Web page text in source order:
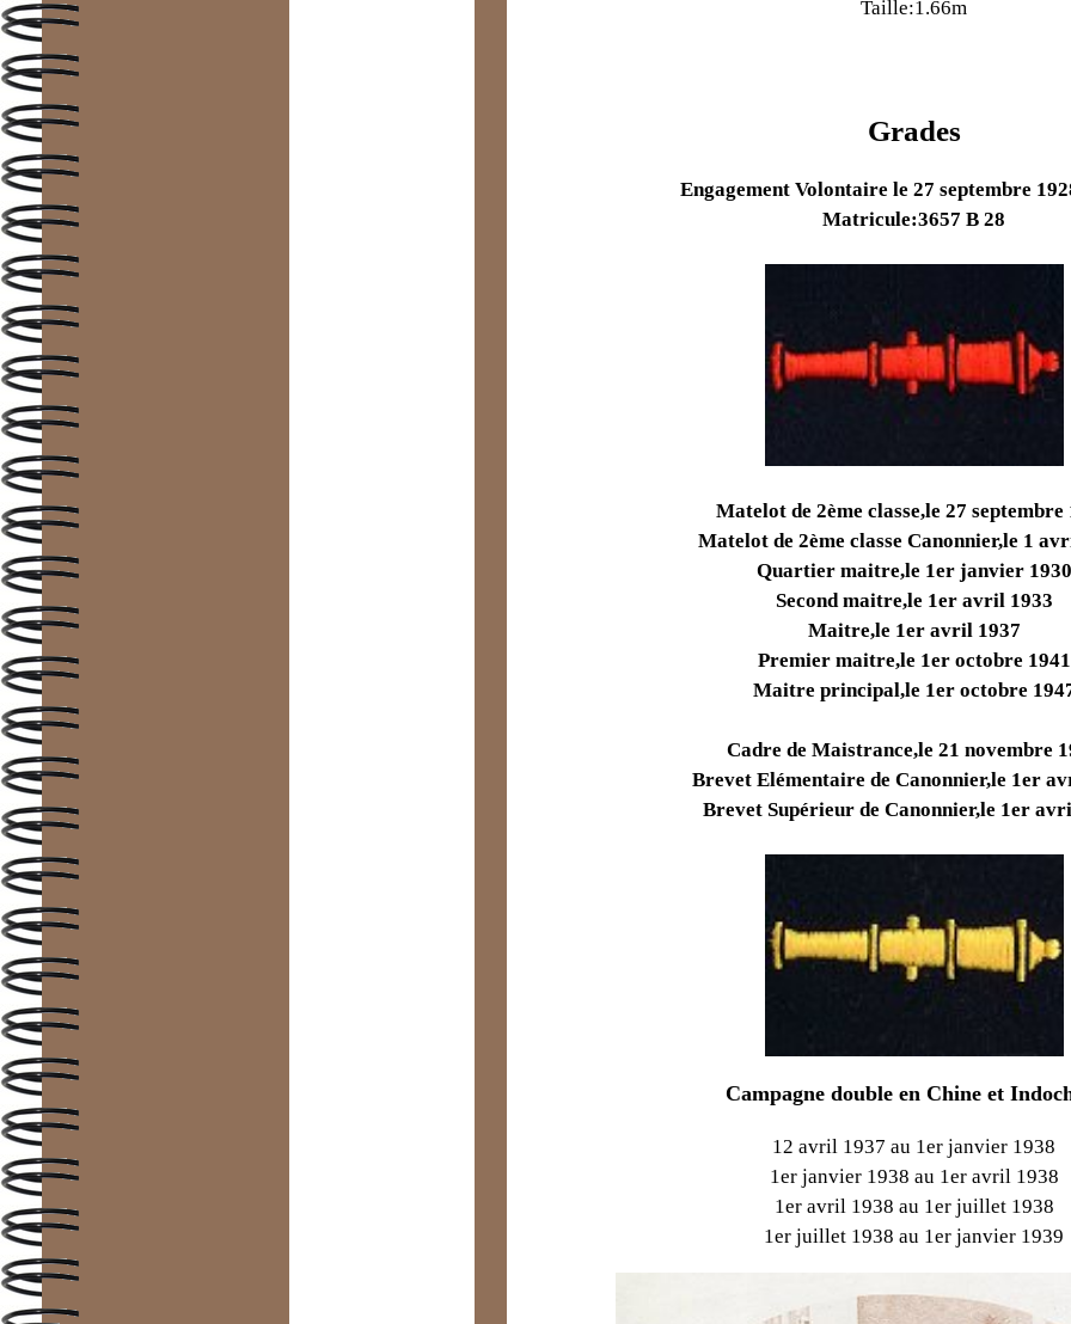
Taille:1.66m
Grades
Engagement Volontaire le 27 septembre
Matricule:3657 B 28
Matelot de 2ème classe,le 27 septembre
Matelot de 2ème classe Canonnier,le 1
Quartier maitre,le 1er janvier 1930
Second maitre,le 1er avril 1933
Maitre,le 1er avril 1937
Premier maitre,le 1er octobre 1941
Maitre principal,le 1er octobre
Cadre de Maistrance,le 21 novembre
Brevet Elémentaire de Canonnier,le 1er
Brevet Supérieur de Canonnier,le 1er
Campagne double en Chine et
12 avril 1937 au 1er janvier 1938
1er janvier 1938 au 1er avril 1938
1er avril 1938 au 1er juillet 1938
1er juillet 1938 au 1er janvier 1939